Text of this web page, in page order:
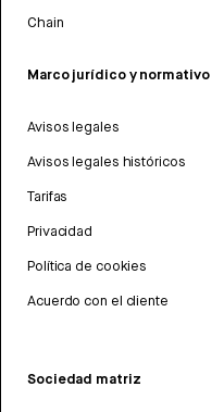
Chain
Marco jurídico y normativo
Avisos legales
Avisos legales históricos
Tarifas
Privacidad
Política de cookies
Acuerdo con el cliente
Sociedad matriz